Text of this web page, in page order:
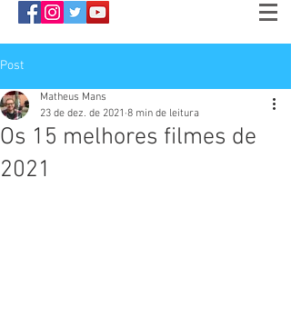
Post
Os 15 melhores filmes de
2021
Matheus Mans
23 de dez. de 2021 8 min de leitura